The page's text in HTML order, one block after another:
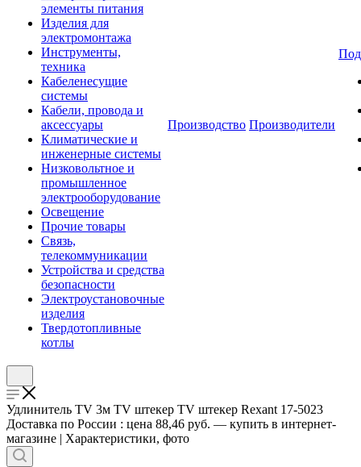
элементы питания
Изделия для
электромонтажа
Инструменты,
техника
Кабеленесущие
системы
Кабели, провода и
аксессуары
Климатические и
инженерные системы
Низковольтное и
промышленное
электрооборудование
Освещение
Прочие товары
Связь,
телекоммуникации
Устройства и средства
безопасности
Электроустановочные
изделия
Твердотопливные
котлы
Производство Производители
Удлинитель TV 3м TV штекер TV штекер Rexant 17-5023
Доставка по России : цена 88,46 руб. — купить в интернет-
магазине | Характеристики, фото